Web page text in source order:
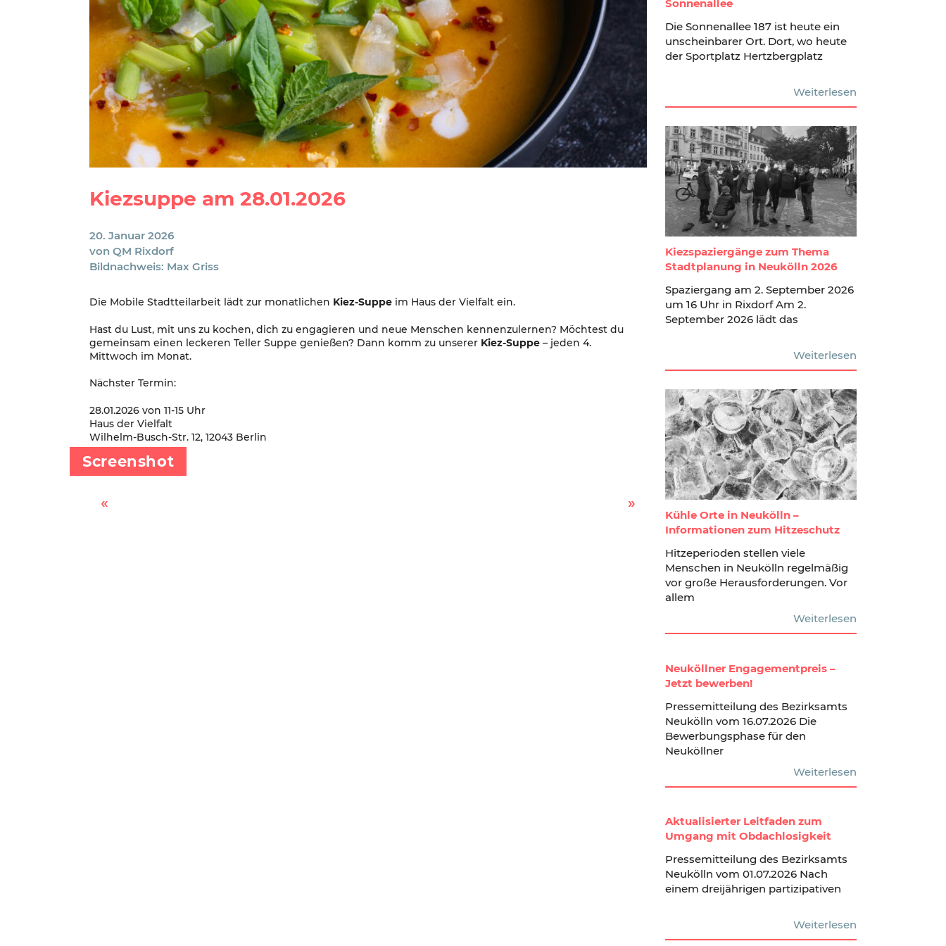
Kiezsuppe am 28.01.2026
20. Januar 2026
von QM Rixdorf
Bildnachweis: Max Griss
Die Mobile Stadtteilarbeit lädt zur monatlichen Kiez-Suppe im Haus der Vielfalt ein.
Hast du Lust, mit uns zu kochen, dich zu engagieren und neue Menschen kennenzulernen? Möchtest du
gemeinsam einen leckeren Teller Suppe genießen? Dann komm zu unserer Kiez-Suppe – jeden 4.
Mittwoch im Monat.
Nächster Termin:
28.01.2026 von 11-15 Uhr
Haus der Vielfalt
Wilhelm-Busch-Str. 12, 12043 Berlin
Screenshot
Sonnenallee
Die Sonnenallee 187 ist heute ein
unscheinbarer Ort. Dort, wo heute
der Sportplatz Hertzbergplatz
Weiterlesen
Kiezspaziergänge zum Thema
Stadtplanung in Neukölln 2026
Spaziergang am 2. September 2026
um 16 Uhr in Rixdorf Am 2.
September 2026 lädt das
Weiterlesen
Kühle Orte in Neukölln –
Informationen zum Hitzeschutz
Hitzeperioden stellen viele
Menschen in Neukölln regelmäßig
vor große Herausforderungen. Vor
allem
Weiterlesen
Neuköllner Engagementpreis –
Jetzt bewerben!
Pressemitteilung des Bezirksamts
Neukölln vom 16.07.2026 Die
Bewerbungsphase für den
Neuköllner
Weiterlesen
Aktualisierter Leitfaden zum
Umgang mit Obdachlosigkeit
Pressemitteilung des Bezirksamts
Neukölln vom 01.07.2026 Nach
einem dreijährigen partizipativen
Weiterlesen